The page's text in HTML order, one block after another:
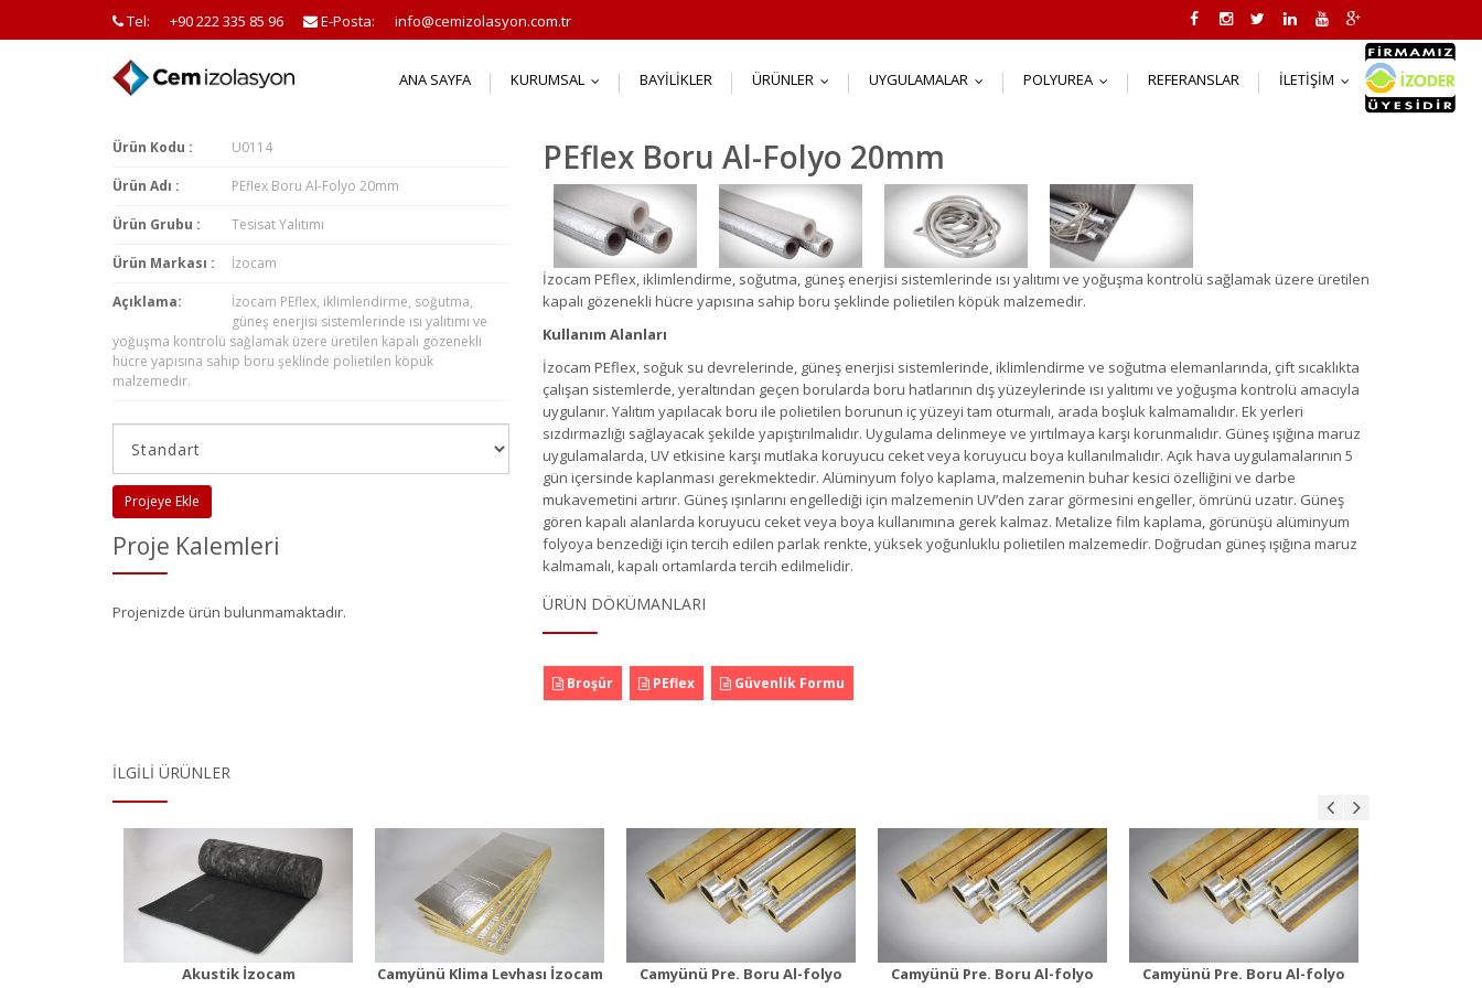
Tel: +90 222 335 85 96 E-Posta: info@cemizolasyon.com.tr
ANA SAYFA KURUMSAL BAYILIKLER ÜRÜNLER UYGULAMALAR POLYUREA REFERANSLAR İLETIŞIM
Ürün Kodu : U0114
Ürün Adı : PEflex Boru Al-Folyo 20mm
Ürün Grubu : Tesisat Yalıtımı
Ürün Markası : İzocam
Açıklama:
İzocam PEflex, iklimlendirme, soğutma,
güneş enerjisi sistemlerinde ısı yalıtımı ve
yoğuşma kontrolü sağlamak üzere üretilen kapalı gözenekli
hücre yapısına sahip boru şeklinde polietilen köpük
malzemedir.
Projeye Ekle
Proje Kalemleri
Projenizde ürün bulunmamaktadır.
PEflex Boru Al-Folyo 20mm
İzocam PEflex, iklimlendirme, soğutma, güneş enerjisi sistemlerinde ısı yalıtımı ve yoğuşma kontrolü sağlamak üzere üretilen
kapalı gözenekli hücre yapısına sahip boru şeklinde polietilen köpük malzemedir.
Kullanım Alanları
İzocam PEflex, soğuk su devrelerinde, güneş enerjisi sistemlerinde, iklimlendirme ve soğutma elemanlarında, çift sıcaklıkta
çalışan sistemlerde, yeraltından geçen borularda boru hatlarının dış yüzeylerinde ısı yalıtımı ve yoğuşma kontrolü amacıyla
uygulanır. Yalıtım yapılacak boru ile polietilen borunun iç yüzeyi tam oturmalı, arada boşluk kalmamalıdır. Ek yerleri
sızdırmazlığı sağlayacak şekilde yapıştırılmalıdır. Uygulama delinmeye ve yırtılmaya karşı korunmalıdır. Güneş ışığına maruz
uygulamalarda, UV etkisine karşı mutlaka koruyucu ceket veya koruyucu boya kullanılmalıdır. Açık hava uygulamalarının 5
gün içersinde kaplanması gerekmektedir. Alüminyum folyo kaplama, malzemenin buhar kesici özelliğini ve darbe
mukavemetini artırır. Güneş ışınlarını engellediği için malzemenin UV’den zarar görmesini engeller, ömrünü uzatır. Güneş
gören kapalı alanlarda koruyucu ceket veya boya kullanımına gerek kalmaz. Metalize film kaplama, görünüşü alüminyum
folyoya benzediği için tercih edilen parlak renkte, yüksek yoğunluklu polietilen malzemedir. Doğrudan güneş ışığına maruz
kalmamalı, kapalı ortamlarda tercih edilmelidir.
ÜRÜN DÖKÜMANLARI
Broşür PEflex Güvenlik Formu
İLGILI ÜRÜNLER
Akustik İzocam Camyünü Klima Levhası İzocam
Camyünü Klima
Levhası
Ürün Detayı
Camyünü Pre. Boru Al-folyo
Camyünü Pre. Boru
Al-folyo 100mm
Ürün Detayı
Camyünü Pre. Boru Al-folyo
Camyünü Pre. Boru
Al-folyo 25mm
Ürün Detayı
Camyünü Pre. Boru Al-folyo
Camyünü Pre. Boru
Al-folyo 30mm
Ürün Detayı
Camyünü Pre. Boru
Al-folyo 40mm
Ürün Detayı